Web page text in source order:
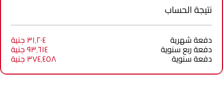
نتيجة الحساب
دفعة شهرية ٣١٬٢٠٤ جنية
دفعة ربع سنوية ٩٣٬٦١٤ جنية
دفعة سنوية ٣٧٤٬٤٥٨ جنية